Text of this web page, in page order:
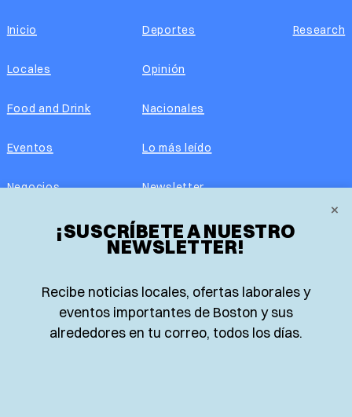
×
¡SUSCRÍBETE A NUESTRO
NEWSLETTER!
Recibe noticias locales, ofertas laborales y
eventos importantes de Boston y sus
alrededores en tu correo, todos los días.
Inicio
Locales
Food and Drink
Eventos
Negocios
Real Estate
Guía de Recursos
Deportes
Opinión
Nacionales
Lo más leído
Newsletter
Edición impresa
Advertise with us
Research